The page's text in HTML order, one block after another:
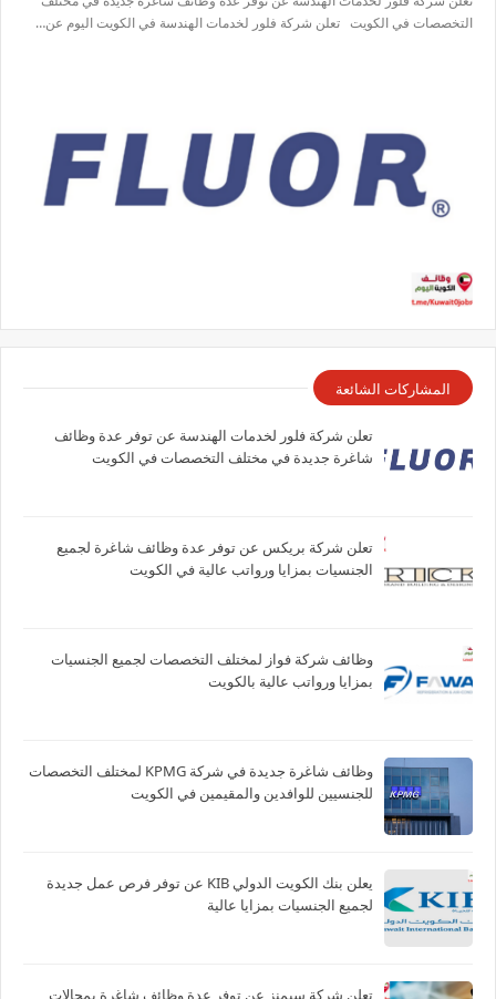
التخصصات في الكويت تعلن شركة فلور لخدمات الهندسة في الكويت اليوم عن…
المشاركات الشائعة
تعلن شركة فلور لخدمات الهندسة عن توفر عدة وظائف
شاغرة جديدة في مختلف التخصصات في الكويت
تعلن شركة بريكس عن توفر عدة وظائف شاغرة لجميع
الجنسيات بمزايا ورواتب عالية في الكويت
وظائف شركة فواز لمختلف التخصصات لجميع الجنسيات
بمزايا ورواتب عالية بالكويت
وظائف شاغرة جديدة في شركة ‏KPMG لمختلف التخصصات
للجنسيين للوافدين والمقيمين في الكويت
يعلن بنك الكويت الدولي KIB عن توفر فرص عمل جديدة
لجميع الجنسيات بمزايا عالية
تعلن شركة سيمنز عن توفر عدة وظائف شاغرة بمجالات